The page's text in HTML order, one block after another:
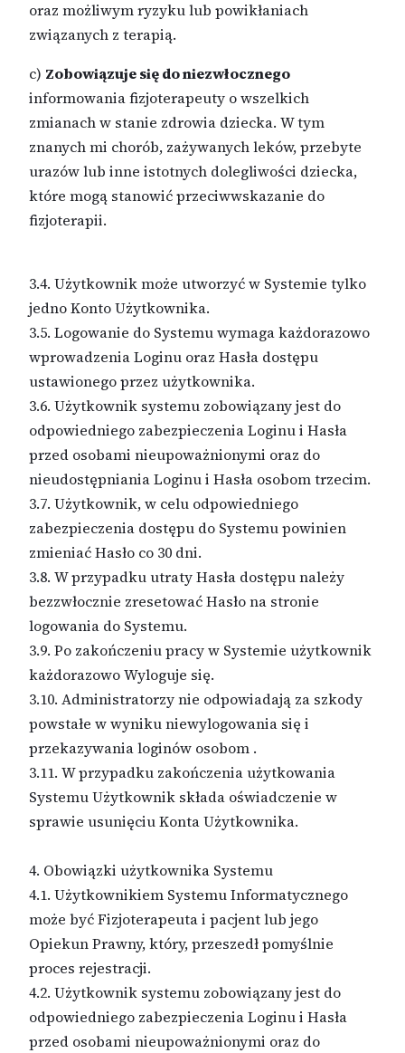
oraz możliwym ryzyku lub powikłaniach
związanych z terapią.
c) Zobowiązuje się do niezwłocznego
informowania fizjoterapeuty o wszelkich
zmianach w stanie zdrowia dziecka. W tym
znanych mi chorób, zażywanych leków, przebyte
urazów lub inne istotnych dolegliwości dziecka,
które mogą stanowić przeciwwskazanie do
fizjoterapii.
3.4. Użytkownik może utworzyć w Systemie tylko
jedno Konto Użytkownika.
3.5. Logowanie do Systemu wymaga każdorazowo
wprowadzenia Loginu oraz Hasła dostępu
ustawionego przez użytkownika.
3.6. Użytkownik systemu zobowiązany jest do
odpowiedniego zabezpieczenia Loginu i Hasła
przed osobami nieupoważnionymi oraz do
nieudostępniania Loginu i Hasła osobom trzecim.
3.7. Użytkownik, w celu odpowiedniego
zabezpieczenia dostępu do Systemu powinien
zmieniać Hasło co 30 dni.
3.8. W przypadku utraty Hasła dostępu należy
bezzwłocznie zresetować Hasło na stronie
logowania do Systemu.
3.9. Po zakończeniu pracy w Systemie użytkownik
każdorazowo Wyloguje się.
3.10. Administratorzy nie odpowiadają za szkody
powstałe w wyniku niewylogowania się i
przekazywania loginów osobom .
3.11. W przypadku zakończenia użytkowania
Systemu Użytkownik składa oświadczenie w
sprawie usunięciu Konta Użytkownika.
4. Obowiązki użytkownika Systemu
4.1. Użytkownikiem Systemu Informatycznego
może być Fizjoterapeuta i pacjent lub jego
Opiekun Prawny, który, przeszedł pomyślnie
proces rejestracji.
4.2. Użytkownik systemu zobowiązany jest do
odpowiedniego zabezpieczenia Loginu i Hasła
przed osobami nieupoważnionymi oraz do